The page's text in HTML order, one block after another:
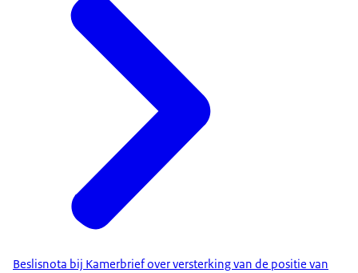
Beslisnota bij Kamerbrief over versterking van de positie van